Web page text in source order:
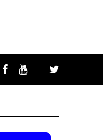
FacebookYoutube Livestream
Twitter